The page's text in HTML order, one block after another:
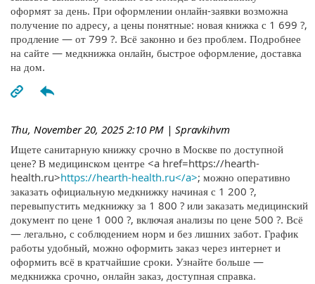
оформят за день. При оформлении онлайн-заявки возможна
получение по адресу, а цены понятные: новая книжка с 1 699 ?,
продление — от 799 ?. Всё законно и без проблем. Подробнее
на сайте — медкнижка онлайн, быстрое оформление, доставка
на дом.
Thu, November 20, 2025 2:10 PM | Spravkihvm
Ищете санитарную книжку срочно в Москве по доступной
цене? В медицинском центре <a href=https://hearth-
health.ru>https://hearth-health.ru</a>; можно оперативно
заказать официальную медкнижку начиная с 1 200 ?,
перевыпустить медкнижку за 1 800 ? или заказать медицинский
документ по цене 1 000 ?, включая анализы по цене 500 ?. Всё
— легально, с соблюдением норм и без лишних забот. График
работы удобный, можно оформить заказ через интернет и
оформить всё в кратчайшие сроки. Узнайте больше —
медкнижка срочно, онлайн заказ, доступная справка.